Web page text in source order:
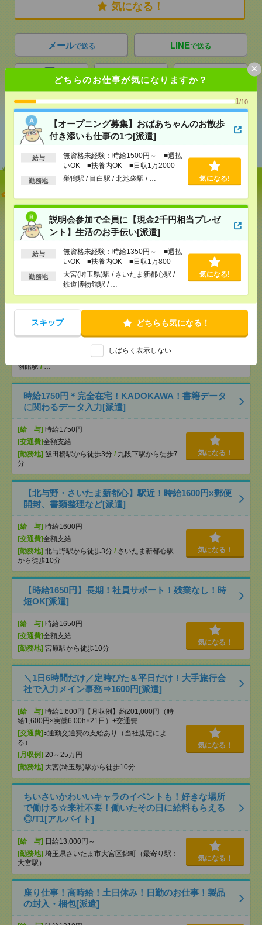
どちらのお仕事が気になりますか？
1/10
【オープニング募集】おばあちゃんのお散歩
付き添いも仕事の1つ[派遣]
給与
無資格未経験：時給1500円～ ■週払
いOK ■扶養内OK ■日収1万2000円
以上
勤務地 巣鴨駅 / 目白駅 / 北池袋駅 / … 気になる!
説明会参加で全員に【現金2千円相当プレゼ
ント】生活のお手伝い[派遣]
給与
無資格未経験：時給1350円～ ■週払
いOK ■扶養内OK ■日収1万800円
以上
勤務地
大宮(埼玉県)駅 / さいたま新都心駅 /
鉄道博物館駅 / …
気になる!
スキップ どちらも気になる！
しばらく表示しない
×
気になる！
メールで送る LINEで送る
シェア ツイート ブックマーク
あなたの閲覧履歴からの
おすすめ
いも仕事の1つ[派遣]
[給 与]
無資格未経験：時給1500円～ ■週払い
OK ■扶養内OK ■日収1万2000円以上
交通費全額支給
[勤務地]巣鴨駅 /目白駅/北池袋駅 /…
説明会参加で全員に【現金2千円相当プレゼント】生
[給 与]無資格未経験：時給1350円～ ■週払い
OK ■扶養内OK ■日収1万800円以上
交通費全額支給
大宮(埼玉県)駅/ さいたま新都心駅
鉄道博
物館駅/…
時給1750円＊完全在宅！KADOKAWA！書籍データ
に関わるデータ入力[派遣]
[給 与] 時給1750円
[交通費]全額支給
[勤務地] 飯田橋駅から徒歩3分 / 九段下駅から徒歩7
分
気になる！
【北与野・さいたま新都心】駅近！時給1600円×郵便
開封、書類整理など[派遣]
[給 与] 時給1600円
[交通費]全額支給
[勤務地] 北与野駅から徒歩3分 / さいたま新都心駅
から徒歩10分
気になる！
【時給1650円】長期！社員サポート！残業なし！時
短OK[派遣]
[給 与] 時給1650円
[交通費]全額支給
[勤務地] 宮原駅から徒歩10分
気になる！
＼1日6時間だけ／定時ぴた＆平日だけ！大手旅行会
社で入力メイン事務⇒1600円[派遣]
[給 与] 時給1,600円【月収例】約201,000円（時
給1,600円×実働6.00h×21日）+交通費
[交通費] ○通勤交通費の支給あり（当社規定によ
る）
[月収例] 20～25万円
[勤務地] 大宮(埼玉県)駅から徒歩10分
気になる！
ちいさいかわいいキャラのイベントも！好きな場所
で働ける☆来社不要！働いたその日に給料もらえる
◎/T1[アルバイト]
[給 与] 日給13,000円～
[勤務地] 埼玉県さいたま市大宮区錦町（最寄り駅：
大宮駅）
気になる！
座り仕事！高時給！土日休み！日勤のお仕事！製品
の封入・梱包[派遣]